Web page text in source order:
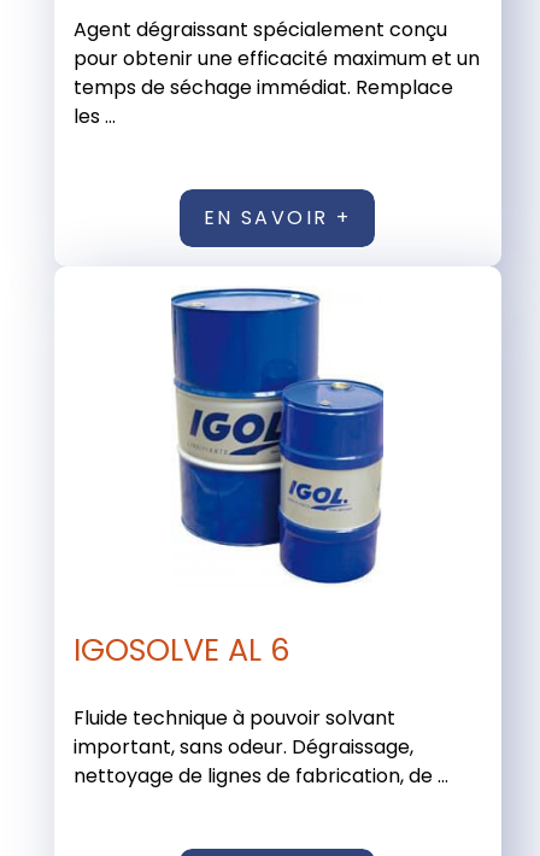
Agent dégraissant spécialement conçu
pour obtenir une efficacité maximum et un
temps de séchage immédiat. Remplace
les ...
EN SAVOIR +
IGOSOLVE AL 6
Fluide technique à pouvoir solvant
important, sans odeur. Dégraissage,
nettoyage de lignes de fabrication, de ...